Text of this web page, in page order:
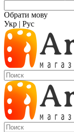
Обрати мову
Укр | Рус